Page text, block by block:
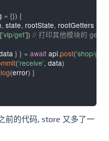
= {}) {
, state, rootState, rootGetters }
['vip/get']) // 打印其他模块的
} } = await api.post('shop/
('receive', data)
log(error) }
前的代码, store 又多了一